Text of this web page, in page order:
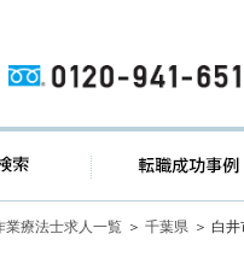
求人検索
業療法士求人一覧 千葉県 白